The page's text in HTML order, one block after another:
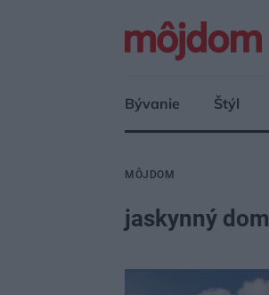
Bývanie Štýl
MÔJDOM
jaskynný dom